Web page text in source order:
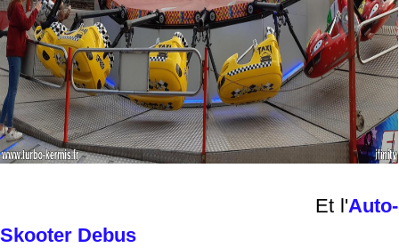
Et l'Auto-
Skooter Debus